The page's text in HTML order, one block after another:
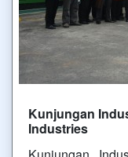
Kunjungan
Industries